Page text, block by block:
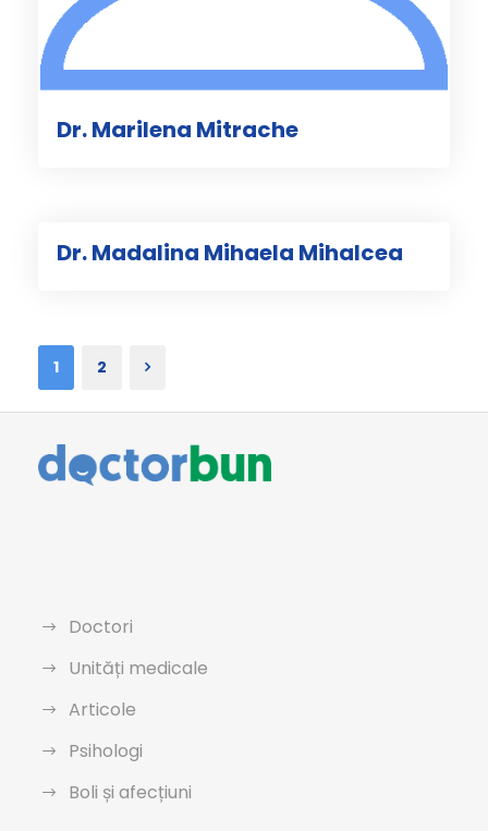
Dr. Marilena Mitrache
Dr. Madalina Mihaela Mihalcea
1 2
Doctori
Unități medicale
Articole
Psihologi
Boli și afecțiuni